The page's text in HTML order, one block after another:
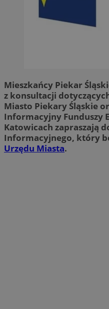
Mieszkańcy Piekar
z konsultacji
Miasto Piekary Śląskie
Informacyjny Funduszy
Katowicach zapraszają
Informacyjnego, który
Urzędu Miasta.